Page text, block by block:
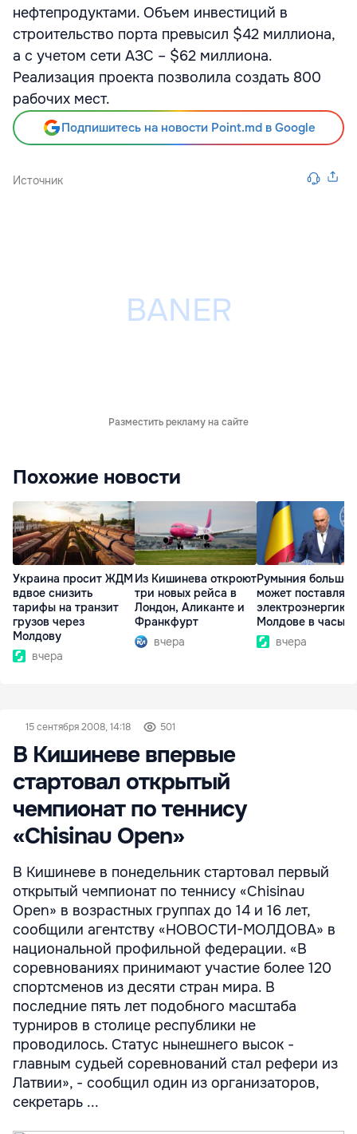
нефтепродуктами. Объем инвестиций в
строительство порта превысил $42 миллиона,
а с учетом сети АЗС – $62 миллиона.
Реализация проекта позволила создать 800
рабочих мест.
Подпишитесь на новости Point.md в Google
Источник
Разместить рекламу на сайте
Похожие новости
Украина просит ЖДМ
вдвое снизить
тарифы на транзит
грузов через
Молдову
вчера
Из Кишинева откроют
три новых рейса в
Лондон, Аликанте и
Франкфурт
вчера
Румыния больше
может поставлять
электроэнергию
Молдове в часы
вчера
15 сентября 2008, 14:18 501
В Кишиневе впервые
стартовал открытый
чемпионат по теннису
«Chisinau Open»
В Кишиневе в понедельник стартовал первый
открытый чемпионат по теннису «Chisinau
Open» в возрастных группах до 14 и 16 лет,
сообщили агентству «НОВОСТИ-МОЛДОВА» в
национальной профильной федерации. «В
соревнованиях принимают участие более 120
спортсменов из десяти стран мира. В
последние пять лет подобного масштаба
турниров в столице республики не
проводилось. Статус нынешнего высок -
главным судьей соревнований стал рефери из
Латвии», - сообщил один из организаторов,
секретарь ...